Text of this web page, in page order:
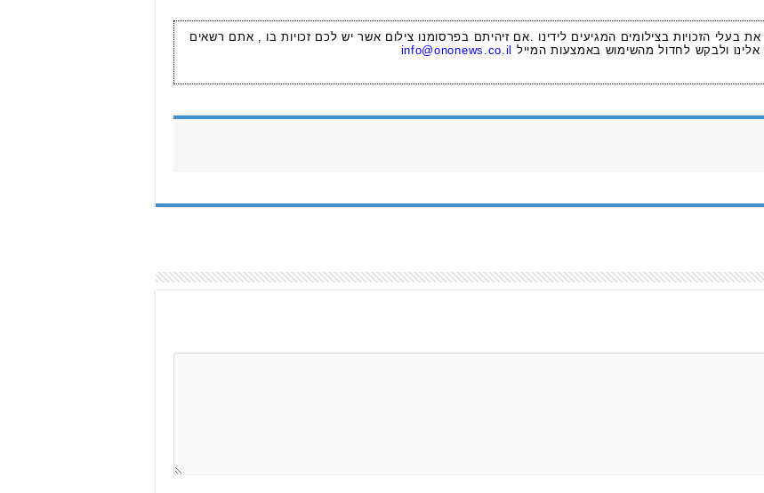
בעלי הזכויות בצילומים המגיעים לידינו .אם זיהיתם בפרסומנו צילום אשר יש לכם זכויות בו , אתם רשאים
אלינו ולבקש לחדול מהשימוש באמצעות המייל info@ononews.co.il